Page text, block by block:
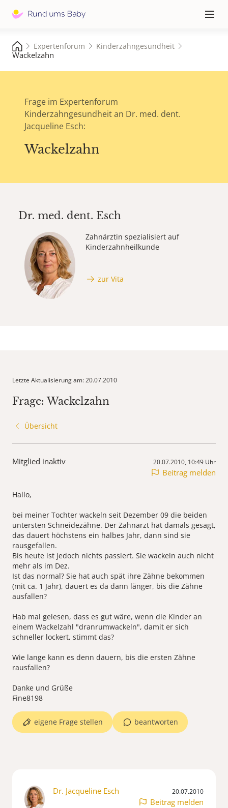
≡
Expertenforum Kinderzahngesundheit
Wackelzahn
Frage im Expertenforum
Kinderzahngesundheit an Dr. med. dent.
Jacqueline Esch:
Wackelzahn
Dr. med. dent. Esch
Zahnärztin spezialisiert auf
Kinderzahnheilkunde
zur Vita
Letzte Aktualisierung am: 20.07.2010
Frage: Wackelzahn
Übersicht
Mitglied inaktiv 20.07.2010, 10:49 Uhr
Beitrag melden
Hallo,
bei meiner Tochter wackeln seit Dezember 09 die beiden
untersten Schneidezähne. Der Zahnarzt hat damals gesagt,
das dauert höchstens ein halbes Jahr, dann sind sie
rausgefallen.
Bis heute ist jedoch nichts passiert. Sie wackeln auch nicht
mehr als im Dez.
Ist das normal? Sie hat auch spät ihre Zähne bekommen
(mit ca. 1 Jahr), dauert es da dann länger, bis die Zähne
ausfallen?
Hab mal gelesen, dass es gut wäre, wenn die Kinder an
einem Wackelzahl "dranrumwackeln", damit er sich
schneller lockert, stimmt das?
Wie lange kann es denn dauern, bis die ersten Zähne
rausfallen?
Danke und Grüße
Fine8198
beantworten
eigene Frage stellen
Dr. Jacqueline Esch 20.07.2010
Beitrag melden